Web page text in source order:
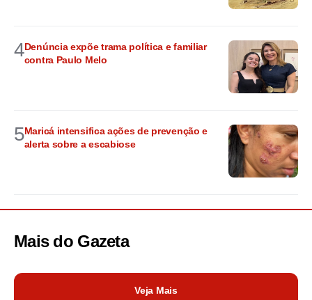
4Denúncia expõe trama política e familiar
contra Paulo Melo
5Maricá intensifica ações de prevenção e
alerta sobre a escabiose
Mais do Gazeta
Veja Mais